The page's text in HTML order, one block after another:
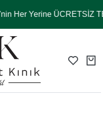
Her Yerine ÜCRETSİZ